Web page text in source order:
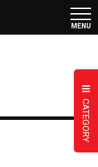
CATEGORY
メニ
MENU